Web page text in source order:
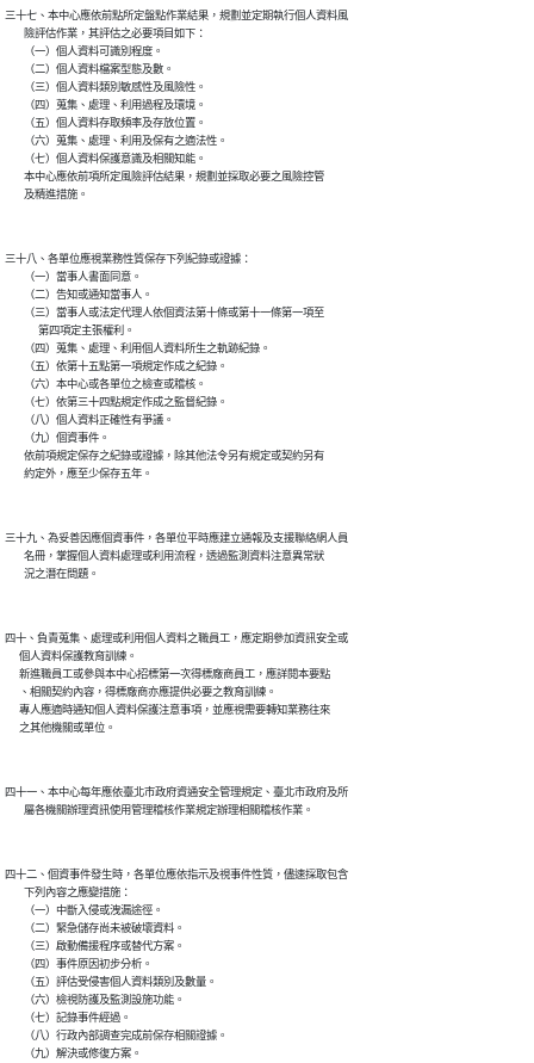
三十七、本中心應依前點所定盤點作業結果，規劃並定期執行個人資料風
        險評估作業，其評估之必要項目如下：
        （一）個人資料可識別程度。
        （二）個人資料檔案型態及數。
        （三）個人資料類別敏感性及風險性。
        （四）蒐集、處理、利用過程及環境。
        （五）個人資料存取頻率及存放位置。
        （六）蒐集、處理、利用及保有之適法性。
        （七）個人資料保護意識及相關知能。
        本中心應依前項所定風險評估結果，規劃並採取必要之風險控管
三十八、各單位應視業務性質保存下列紀錄或證據：
        （一）當事人書面同意。
        （二）告知或通知當事人。
        （三）當事人或法定代理人依個資法第十條或第十一條第一項至
              第四項定主張權利。
        （四）蒐集、處理、利用個人資料所生之軌跡紀錄。
        （五）依第十五點第一項規定作成之紀錄。
        （六）本中心或各單位之檢查或稽核。
        （七）依第三十四點規定作成之監督紀錄。
        （八）個人資料正確性有爭議。
        （九）個資事件。
        依前項規定保存之紀錄或證據，除其他法令另有規定或契約另有
三十九、為妥善因應個資事件，各單位平時應建立通報及支援聯絡網人員
        名冊，掌握個人資料處理或利用流程，透過監測資料注意異常狀
四十、負責蒐集、處理或利用個人資料之職員工，應定期參加資訊安全或
      個人資料保護教育訓練。
      新進職員工或參與本中心招標第一次得標廠商員工，應詳閱本要點
      、相關契約內容，得標廠商亦應提供必要之教育訓練。
      專人應適時通知個人資料保護注意事項，並應視需要轉知業務往來
四十一、本中心每年應依臺北市政府資通安全管理規定、臺北市政府及所
四十二、個資事件發生時，各單位應依指示及視事件性質，儘速採取包含
        下列內容之應變措施：
        （一）中斷入侵或洩漏途徑。
        （二）緊急儲存尚未被破壞資料。
        （三）啟動備援程序或替代方案。
        （四）事件原因初步分析。
        （五）評估受侵害個人資料類別及數量。
        （六）檢視防護及監測設施功能。
        （七）記錄事件經過。
        （八）行政內部調查完成前保存相關證據。
        （九）解決或修復方案。